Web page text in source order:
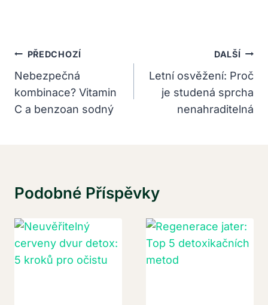
Navigace
Pro
Příspěvek
PŘEDCHOZÍ
Nebezpečná
kombinace? Vitamin
C a benzoan sodný
DALŠÍ
Letní osvěžení: Proč
je studená sprcha
nenahraditelná
Podobné Příspěvky